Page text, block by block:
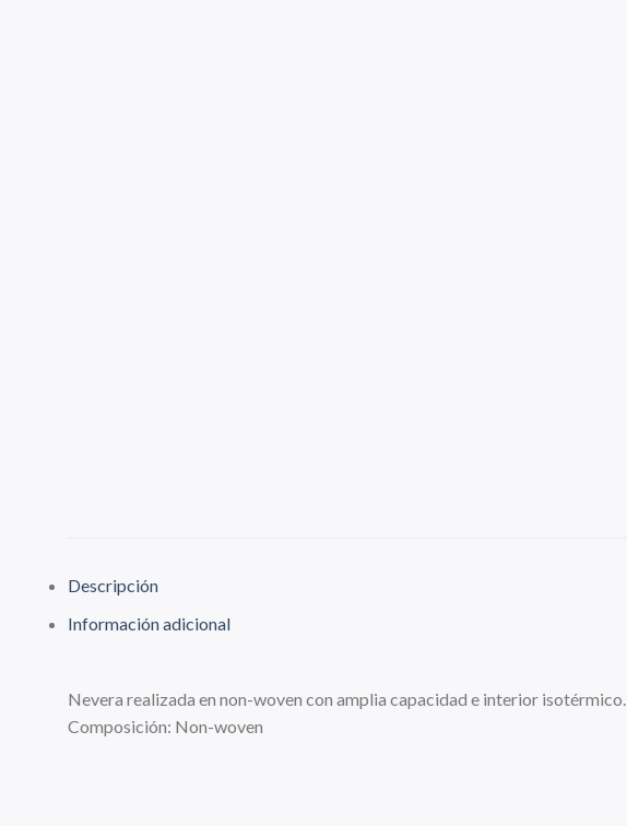
Descripción
Información adicional
Nevera realizada en non-woven con amplia capacidad e interior isotérmico.
Composición: Non-woven